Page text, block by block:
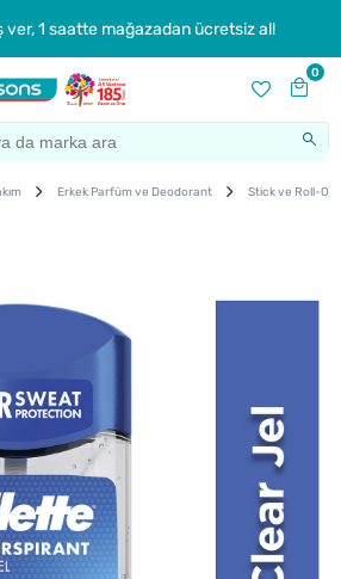
ver, 1 saatte mağazadan ücretsiz al!
0
Erkek Parfüm ve Deodorant Stick ve Roll-On